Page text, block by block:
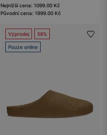
Nejnižší cena: 1099.00 Kč
Původní cena: 1899.00 Kč
Výprodej 58%
Pouze online